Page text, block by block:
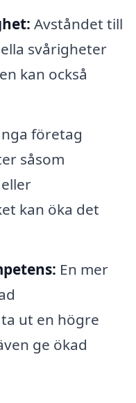
Avståndet till
svårigheter
kan också
företag
såsom
kan öka det
En mer
ut en högre
ge ökad